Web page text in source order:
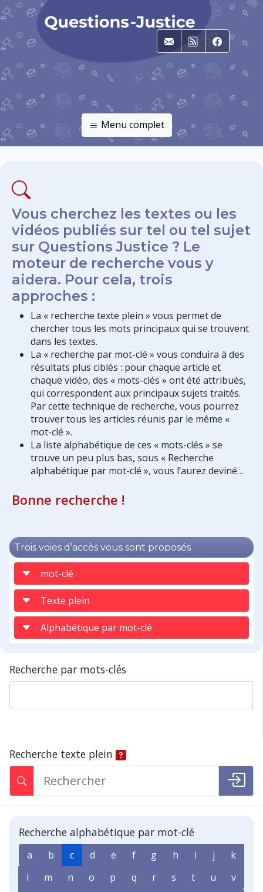
E-mailRSS
Menu complet
Vous cherchez les textes ou les
vidéos publiés sur tel ou tel sujet
sur Questions Justice ? Le
moteur de recherche vous y
aidera. Pour cela, trois
approches :
La « recherche texte plein » vous permet de
chercher tous les mots principaux qui se trouvent
dans les textes.
La « recherche par mot-clé » vous conduira à des
résultats plus ciblés : pour chaque article et
chaque vidéo, des « mots-clés » ont été attribués,
qui correspondent aux principaux sujets traités.
Par cette technique de recherche, vous pourrez
trouver tous les articles réunis par le même «
mot-clé ».
La liste alphabétique de ces « mots-clés » se
trouve un peu plus bas, sous « Recherche
alphabétique par mot-clé », vous l’aurez deviné…
Bonne recherche !
Trois voies d’accès vous sont proposés
mot-clé
Texte plein
Alphabétique par mot-clé
Recherche par mots-clés
Recherche texte plein
Recherche alphabétique par mot-clé
a b c d e f g h i j
k
l
m n o p q r s t u
v